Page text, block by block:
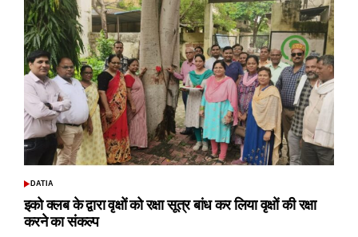
POSTED
DATIA
इको क्लब के द्वारा वृक्षों को रक्षा सूत्र बांध कर लिया वृक्षों की रक्षा
करने का संकल्प